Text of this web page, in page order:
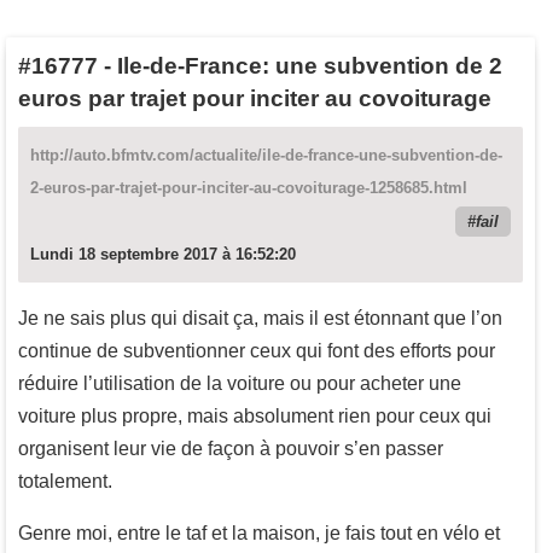
#16777 - Ile-de-France: une subvention de 2
euros par trajet pour inciter au covoiturage
http://auto.bfmtv.com/actualite/ile-de-france-une-subvention-de-
2-euros-par-trajet-pour-inciter-au-covoiturage-1258685.html
fail
Lundi 18 septembre 2017 à 16:52:20
Je ne sais plus qui disait ça, mais il est étonnant que l’on
continue de subventionner ceux qui font des efforts pour
réduire l’utilisation de la voiture ou pour acheter une
voiture plus propre, mais absolument rien pour ceux qui
organisent leur vie de façon à pouvoir s’en passer
totalement.
Genre moi, entre le taf et la maison, je fais tout en vélo et